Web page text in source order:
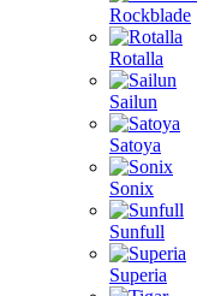
Rockblade
Rotalla
Sailun
Satoya
Sonix
Sunfull
Superia